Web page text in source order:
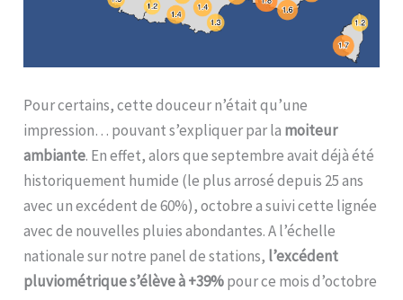
Pour certains, cette douceur n’était qu’une
impression… pouvant s’expliquer par la moiteur
ambiante. En effet, alors que septembre avait déjà été
historiquement humide (le plus arrosé depuis 25 ans
avec un excédent de 60%), octobre a suivi cette lignée
avec de nouvelles pluies abondantes. A l’échelle
nationale sur notre panel de stations, l’excédent
pluviométrique s’élève à +39%pour ce mois d’octobre